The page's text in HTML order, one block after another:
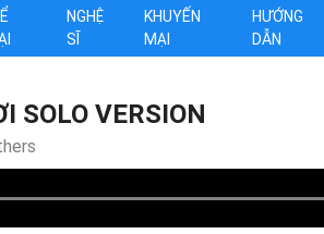
NGHỆ
SĨ
KHUYẾN
MẠI
HƯỚNG
DẪN
SOLO VERSION